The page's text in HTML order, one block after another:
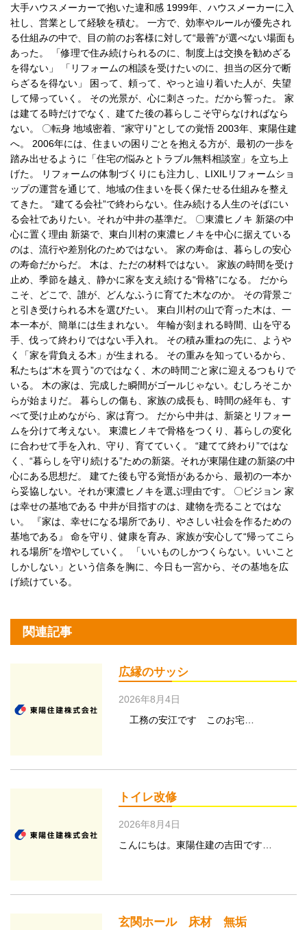
大手ハウスメーカーで抱いた違和感 1999年、ハウスメーカーに入
社し、営業として経験を積む。 一方で、効率やルールが優先され
る仕組みの中で、目の前のお客様に対して“最善”が選べない場面も
あった。 「修理で住み続けられるのに、制度上は交換を勧めざる
を得ない」 「リフォームの相談を受けたいのに、担当の区分で断
らざるを得ない」 困って、頼って、やっと辿り着いた人が、失望
して帰っていく。 その光景が、心に刺さった。だから誓った。 家
は建てる時だけでなく、建てた後の暮らしこそ守らなければなら
ない。 〇転身 地域密着、“家守り”としての覚悟 2003年、東陽住建
へ。 2006年には、住まいの困りごとを抱える方が、最初の一歩を
踏み出せるように「住宅の悩みとトラブル無料相談室」を立ち上
げた。 リフォームの体制づくりにも注力し、LIXILリフォームショ
ップの運営を通じて、地域の住まいを長く保たせる仕組みを整え
てきた。 “建てる会社”で終わらない。住み続ける人生のそばにい
る会社でありたい。それが中井の基準だ。 〇東濃ヒノキ 新築の中
心に置く理由 新築で、東白川村の東濃ヒノキを中心に据えている
のは、流行や差別化のためではない。 家の寿命は、暮らしの安心
の寿命だからだ。 木は、ただの材料ではない。 家族の時間を受け
止め、季節を越え、静かに家を支え続ける“骨格”になる。 だから
こそ、どこで、誰が、どんなふうに育てた木なのか。 その背景ご
と引き受けられる木を選びたい。 東白川村の山で育った木は、一
本一本が、簡単には生まれない。 年輪が刻まれる時間、山を守る
手、伐って終わりではない手入れ。 その積み重ねの先に、ようや
く「家を背負える木」が生まれる。 その重みを知っているから、
私たちは“木を買う”のではなく、木の時間ごと家に迎えるつもりで
いる。 木の家は、完成した瞬間がゴールじゃない。むしろそこか
らが始まりだ。 暮らしの傷も、家族の成長も、時間の経年も、す
べて受け止めながら、家は育つ。 だから中井は、新築とリフォー
ムを分けて考えない。 東濃ヒノキで骨格をつくり、暮らしの変化
に合わせて手を入れ、守り、育てていく。 “建てて終わり”ではな
く、“暮らしを守り続ける”ための新築。それが東陽住建の新築の中
心にある思想だ。 建てた後も守る覚悟があるから、最初の一本か
ら妥協しない。それが東濃ヒノキを選ぶ理由です。 〇ビジョン 家
は幸せの基地である 中井が目指すのは、建物を売ることではな
い。 『家は、幸せになる場所であり、やさしい社会を作るための
基地である』 命を守り、健康を育み、家族が安心して“帰ってこら
れる場所”を増やしていく。 「いいものしかつくらない。いいこと
しかしない」という信条を胸に、今日も一宮から、その基地を広
げ続けている。
関連記事
広縁のサッシ
2026年8月4日
工務の安江です このお宅…
トイレ改修
2026年8月4日
こんにちは。東陽住建の吉田です…
玄関ホール 床材 無垢